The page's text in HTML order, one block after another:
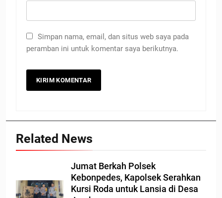
Simpan nama, email, dan situs web saya pada
peramban ini untuk komentar saya berikutnya.
Related News
Jumat Berkah Polsek
Kebonpedes, Kapolsek Serahkan
Kursi Roda untuk Lansia di Desa